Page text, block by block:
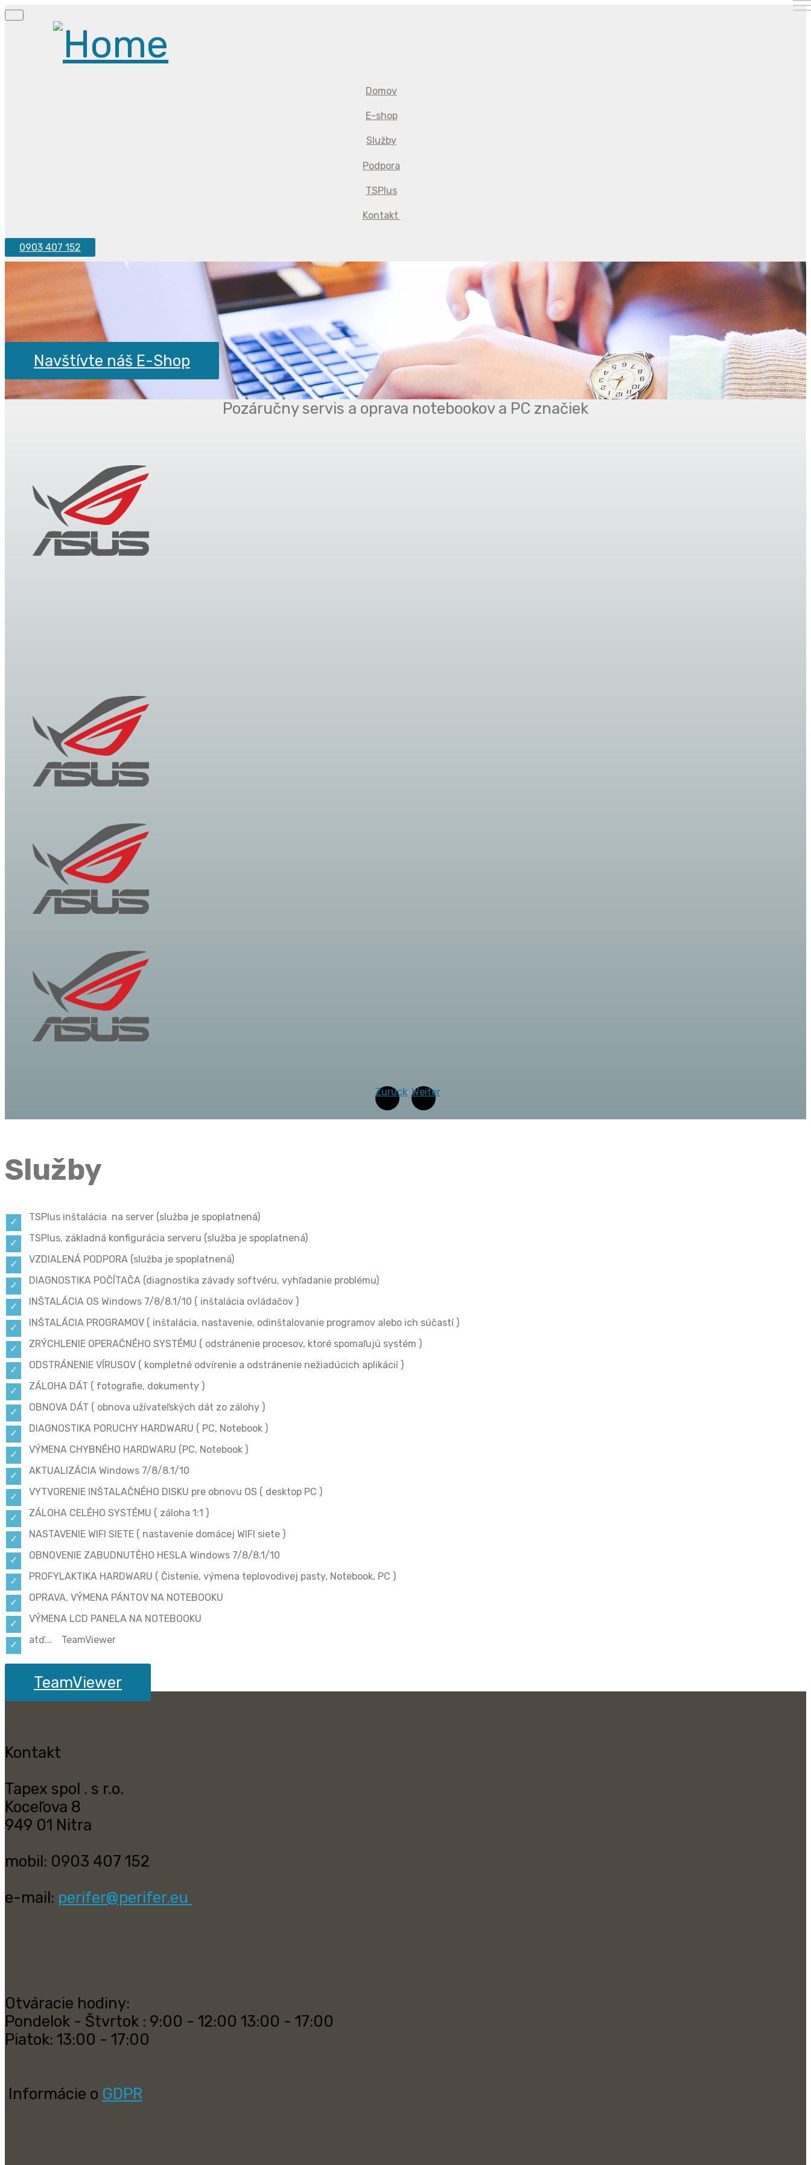
Domov
E-shop
Služby
Podpora
TSPlus
Kontakt
0903 407 152
Navštívte náš E-Shop
Pozáručny servis a oprava notebookov a PC značiek
Zurück Weiter
Služby
TSPlus inštalácia na server (služba je spoplatnená)
TSPlus, základná konfigurácia serveru (služba je spoplatnená)
VZDIALENÁ PODPORA (služba je spoplatnená)
DIAGNOSTIKA POČÍTAČA (diagnostika závady softvéru, vyhľadanie problému)
INŠTALÁCIA OS Windows 7/8/8.1/10 ( inštalácia ovládačov )
INŠTALÁCIA PROGRAMOV ( inštalácia, nastavenie, odinštalovanie programov alebo ich súčastí )
ZRÝCHLENIE OPERAČNÉHO SYSTÉMU ( odstránenie procesov, ktoré spomaľujú systém )
ODSTRÁNENIE VÍRUSOV ( kompletné odvírenie a odstránenie nežiadúcich aplikácií )
ZÁLOHA DÁT ( fotografie, dokumenty )
OBNOVA DÁT ( obnova užívateľských dát zo zálohy )
DIAGNOSTIKA PORUCHY HARDWARU ( PC, Notebook )
VÝMENA CHYBNÉHO HARDWARU (PC, Notebook )
AKTUALIZÁCIA Windows 7/8/8.1/10
VYTVORENIE INŠTALAČNÉHO DISKU pre obnovu OS ( desktop PC )
ZÁLOHA CELÉHO SYSTÉMU ( záloha 1:1 )
NASTAVENIE WIFI SIETE ( nastavenie domácej WIFI siete )
OBNOVENIE ZABUDNUTÉHO HESLA Windows 7/8/8.1/10
PROFYLAKTIKA HARDWARU ( Čistenie, výmena teplovodivej pasty, Notebook, PC )
OPRAVA, VÝMENA PÁNTOV NA NOTEBOOKU
VÝMENA LCD PANELA NA NOTEBOOKU
atď... TeamViewer
TeamViewer
Kontakt
Tapex spol . s r.o.
Koceľova 8
949 01 Nitra
mobil: 0903 407 152
e-mail: perifer@perifer.eu
Otváracie hodiny:
Pondelok - Štvrtok : 9:00 - 12:00 13:00 - 17:00
Piatok: 13:00 - 17:00
Informácie o GDPR